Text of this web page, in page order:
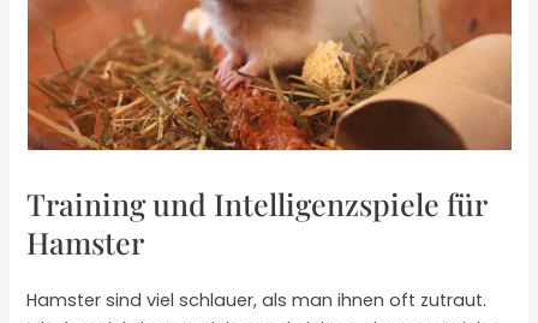
Training und Intelligenzspiele für
Hamster
Hamster sind viel schlauer, als man ihnen oft zutraut.